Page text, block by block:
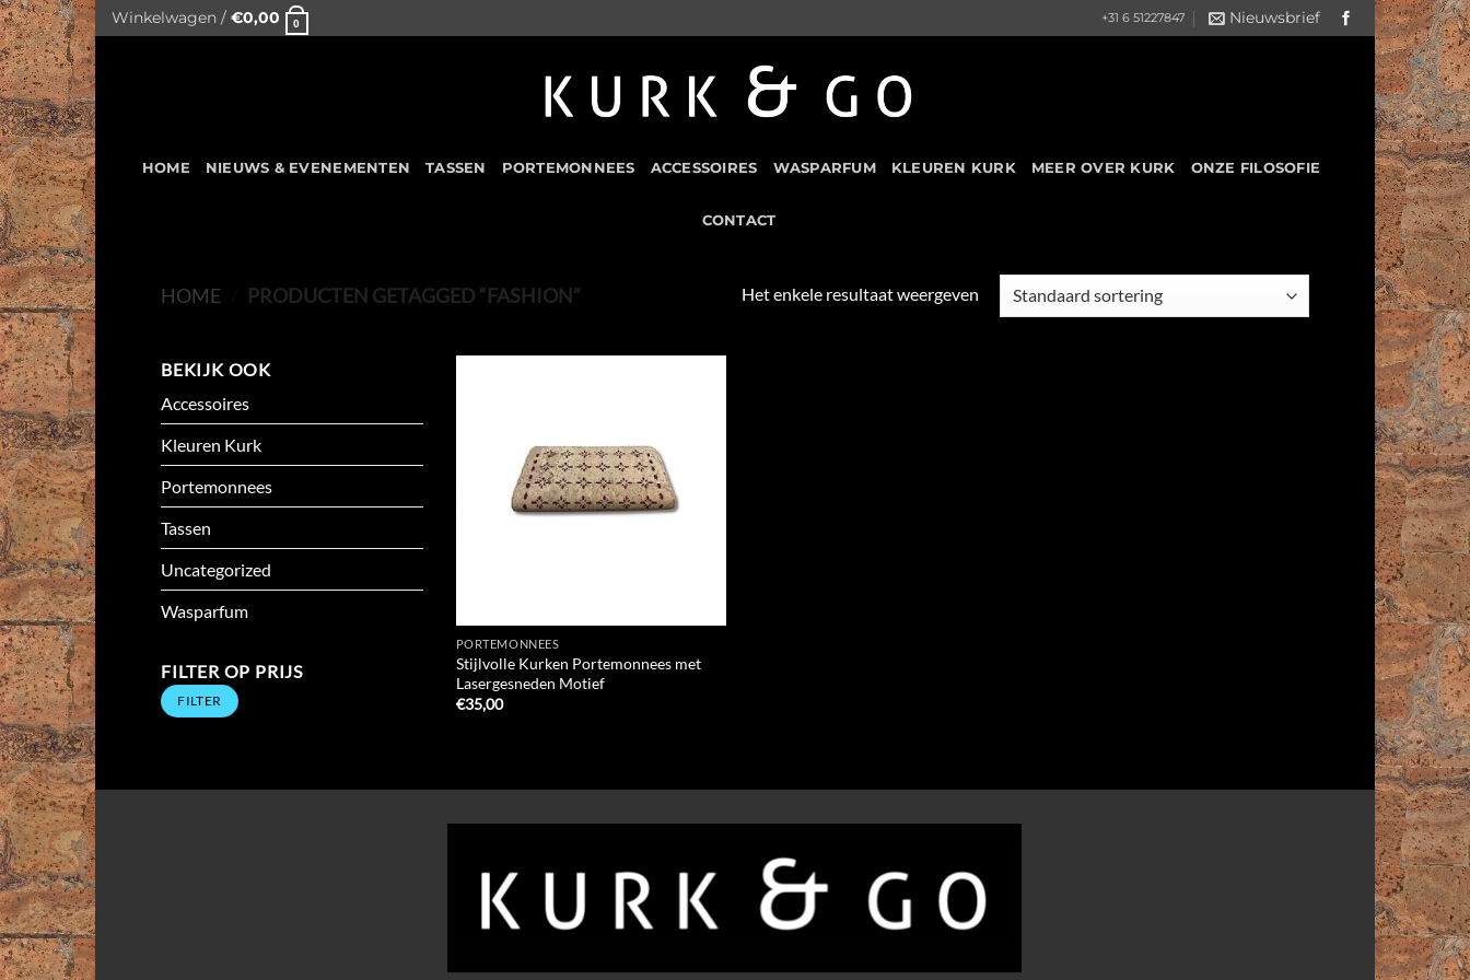
Skip
to
content
Winkelwagen / €0,00 0 +31 6 51227847 Nieuwsbrief
HOME NIEUWS & EVENEMENTEN TASSEN PORTEMONNEES ACCESSOIRES WASPARFUM KLEUREN KURK MEER OVER KURK ONZE FILOSOFIE
CONTACT
HOME PRODUCTEN GETAGGED “FASHION” Het enkele resultaat weergeven
BEKIJK OOK
Accessoires
Kleuren Kurk
Portemonnees
Tassen
Uncategorized
Wasparfum
FILTER OP PRIJS
Min.
prijs
Max.
prijsFILTER
PORTEMONNEES
Stijlvolle Kurken Portemonnees met
Lasergesneden Motief
€35,00